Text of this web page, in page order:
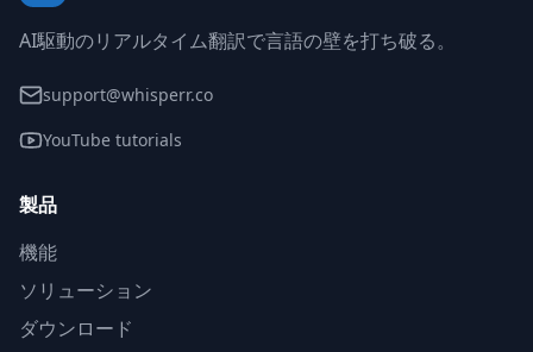
AI駆動のリアルタイム翻訳で言語の壁を打ち破る。
support@whisperr.co
YouTube tutorials
製品
機能
ソリューション
ダウンロード